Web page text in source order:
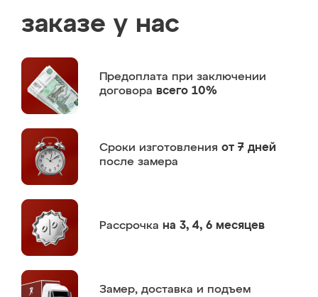
заказе у нас
Предоплата при заключении
договора всего 10%
Сроки изготовления от 7 дней
после замера
Рассрочка на 3, 4, 6 месяцев
Замер, доставка и подъем